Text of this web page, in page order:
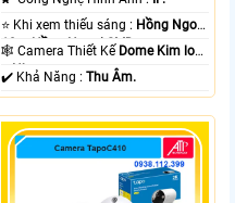
⭐ Khi xem thiếu sáng : Hồng Ngoại
10m Hồng Ngoại SMD.
🕸️ Camera Thiết Kế Dome Kim loại
+ Nhựa.
️✔️ Khả Năng :Thu Âm.